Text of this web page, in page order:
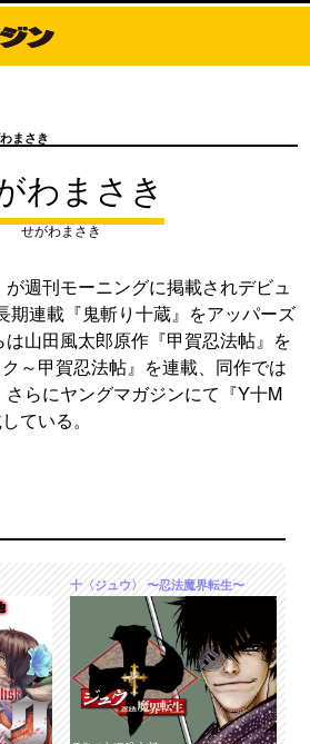
まさき
わまさき
せがわまさき
週刊モーニングに掲載されデビュ
期連載『鬼斬り十蔵』をアッパーズ
山田風太郎原作『甲賀忍法帖』を
～甲賀忍法帖』を連載、同作では
らにヤングマガジンにて『Y十M
ている。
十〈ジュウ〉 〜忍法魔界転生〜